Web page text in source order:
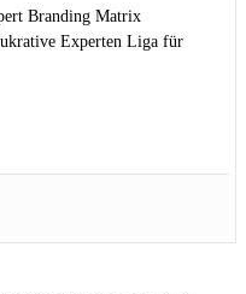
Branding Matrix
Experten Liga für